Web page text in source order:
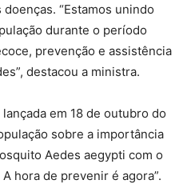
“Estamos unindo
durante o período
prevenção e assistência
destacou a ministra.
em 18 de outubro do
sobre a importância
Aedes aegypti com o
hora de prevenir é agora”.